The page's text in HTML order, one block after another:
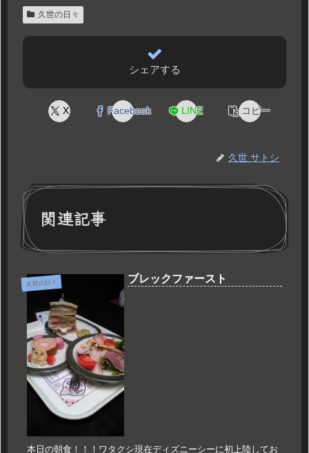
久世の日々
シェアする
X Facebook LINE コピー
久世 サトシ
関連記事
久世の日々 ブレックファースト
本日の朝食！！！ワタクシ現在ディズニーシーに初上陸してお